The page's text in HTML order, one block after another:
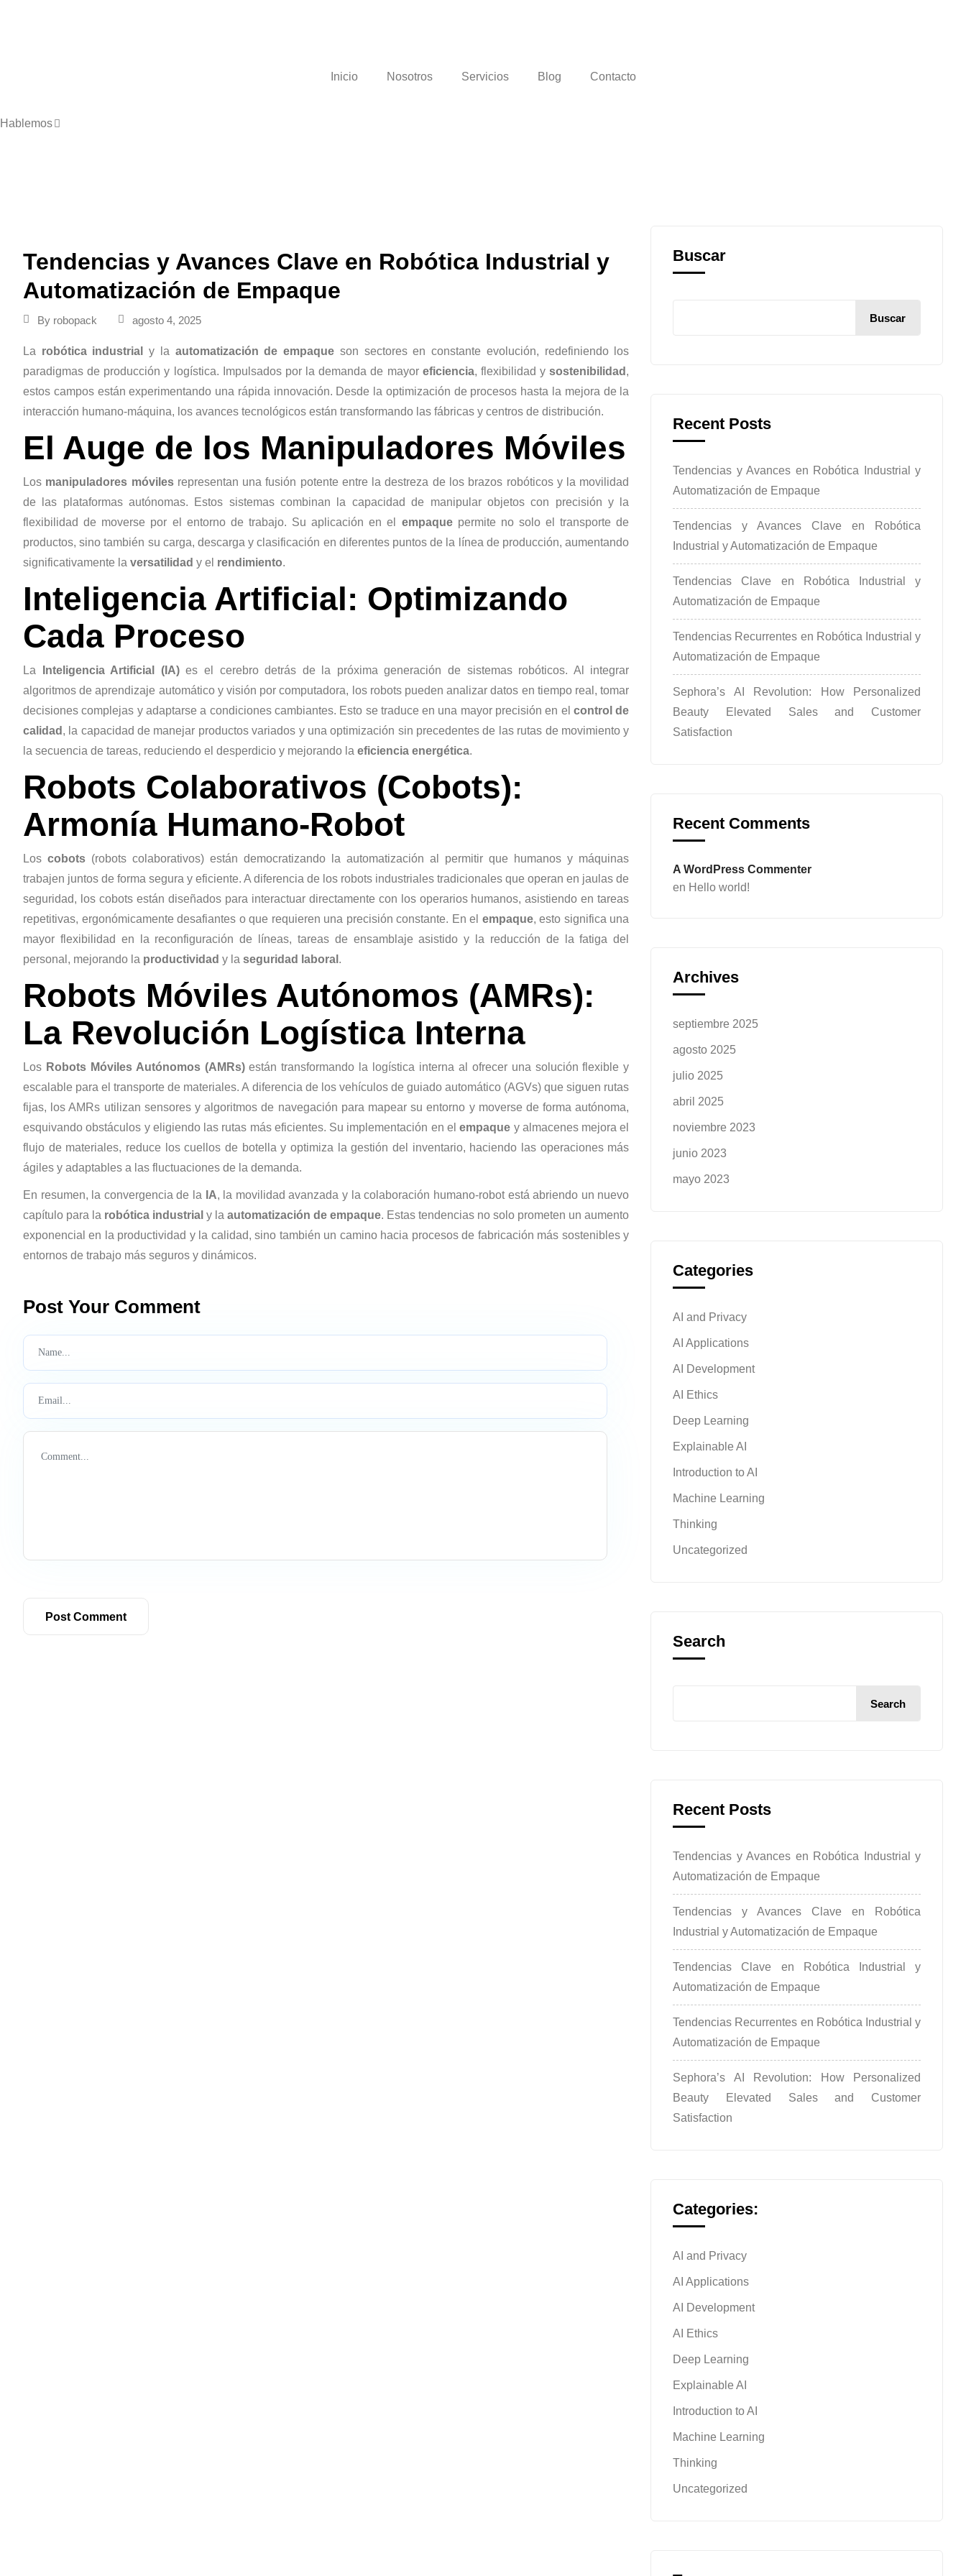
Inicio Nosotros Servicios Blog Contacto
Hablemos
Tendencias y Avances Clave en Robótica Industrial y
Automatización de Empaque
By robopack agosto 4, 2025
La robótica industrial y la automatización de empaque son sectores en constante evolución, redefiniendo los
paradigmas de producción y logística. Impulsados por la demanda de mayor eficiencia, flexibilidad ysostenibilidad ,
estos campos están experimentando una rápida innovación. Desde la optimización de procesos hasta la mejora de la
interacción humano-máquina, los avances tecnológicos están transformando las fábricas y centros de distribución.
El Auge de los Manipuladores Móviles
Los manipuladores móvilesrepresentan una fusión potente entre la destreza de los brazos robóticos y la movilidad
de las plataformas autónomas. Estos sistemas combinan la capacidad de manipular objetos con precisión y la
flexibilidad de moverse por el entorno de trabajo. Su aplicación en el empaquepermite no solo el transporte de
productos, sino también su carga, descarga y clasificación en diferentes puntos de la línea de producción, aumentando
significativamente la versatilidad y el rendimiento.
Inteligencia Artificial: Optimizando
Cada Proceso
La Inteligencia Artificial (IA)es el cerebro detrás de la próxima generación de sistemas robóticos. Al integrar
algoritmos de aprendizaje automático y visión por computadora, los robots pueden analizar datos en tiempo real, tomar
decisiones complejas y adaptarse a condiciones cambiantes. Esto se traduce en una mayor precisión en elcontrol de
calidad , la capacidad de manejar productos variados y una optimización sin precedentes de las rutas de movimiento y
la secuencia de tareas, reduciendo el desperdicio y mejorando la eficiencia energética.
Robots Colaborativos (Cobots):
Armonía Humano-Robot
Loscobots (robots colaborativos) están democratizando la automatización al permitir que humanos y máquinas
trabajen juntos de forma segura y eficiente. A diferencia de los robots industriales tradicionales que operan en jaulas de
seguridad, los cobots están diseñados para interactuar directamente con los operarios humanos, asistiendo en tareas
repetitivas, ergonómicamente desafiantes o que requieren una precisión constante. En el empaque, esto significa una
mayor flexibilidad en la reconfiguración de líneas, tareas de ensamblaje asistido y la reducción de la fatiga del
personal, mejorando la productividad y la seguridad laboral .
Robots Móviles Autónomos (AMRs):
La Revolución Logística Interna
Los Robots Móviles Autónomos (AMRs)están transformando la logística interna al ofrecer una solución flexible y
escalable para el transporte de materiales. A diferencia de los vehículos de guiado automático (AGVs) que siguen rutas
fijas, los AMRs utilizan sensores y algoritmos de navegación para mapear su entorno y moverse de forma autónoma,
esquivando obstáculos y eligiendo las rutas más eficientes. Su implementación en elempaque y almacenes mejora el
flujo de materiales, reduce los cuellos de botella y optimiza la gestión del inventario, haciendo las operaciones más
ágiles y adaptables a las fluctuaciones de la demanda.
En resumen, la convergencia de la IA, la movilidad avanzada y la colaboración humano-robot está abriendo un nuevo
capítulo para la robótica industrial y laautomatización de empaque. Estas tendencias no solo prometen un aumento
exponencial en la productividad y la calidad, sino también un camino hacia procesos de fabricación más sostenibles y
entornos de trabajo más seguros y dinámicos.
Post Your Comment
Buscar
Buscar
Recent Posts
Tendencias y Avances en Robótica Industrial y
Automatización de Empaque
Tendencias y Avances Clave en Robótica
Industrial y Automatización de Empaque
Tendencias Clave en Robótica Industrial y
Automatización de Empaque
Tendencias Recurrentes en Robótica Industrial y
Automatización de Empaque
Sephora’s AI Revolution: How Personalized
Beauty Elevated Sales and Customer
Satisfaction
Recent Comments
A WordPress Commenter
en Hello world!
Archives
septiembre 2025
agosto 2025
julio 2025
abril 2025
noviembre 2023
junio 2023
mayo 2023
Categories
AI and Privacy
AI Applications
AI Development
AI Ethics
Deep Learning
Explainable AI
Introduction to AI
Machine Learning
Thinking
Uncategorized
Search
Search
Recent Posts
Tendencias y Avances en Robótica Industrial y
Automatización de Empaque
Tendencias y Avances Clave en Robótica
Industrial y Automatización de Empaque
Tendencias Clave en Robótica Industrial y
Automatización de Empaque
Tendencias Recurrentes en Robótica Industrial y
Automatización de Empaque
Sephora’s AI Revolution: How Personalized
Beauty Elevated Sales and Customer
Satisfaction
Categories:
AI and Privacy
AI Applications
AI Development
AI Ethics
Deep Learning
Explainable AI
Introduction to AI
Machine Learning
Thinking
Uncategorized